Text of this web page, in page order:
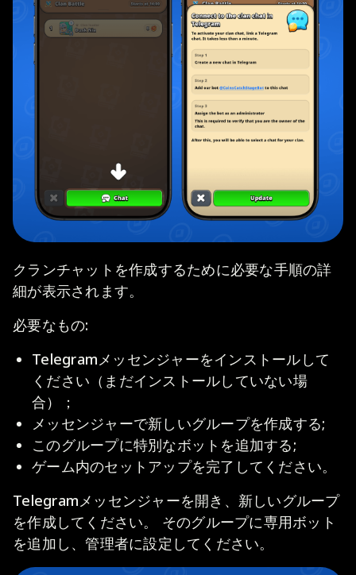
クランチャットを作成するために必要な手順の詳
細が表示されます。
必要なもの:
Telegramメッセンジャーをインストールして
ください（まだインストールしていない場
合）；
メッセンジャーで新しいグループを作成する;
このグループに特別なボットを追加する;
ゲーム内のセットアップを完了してください。
Telegramメッセンジャーを開き、新しいグループ
を作成してください。 そのグループに専用ボット
を追加し、管理者に設定してください。